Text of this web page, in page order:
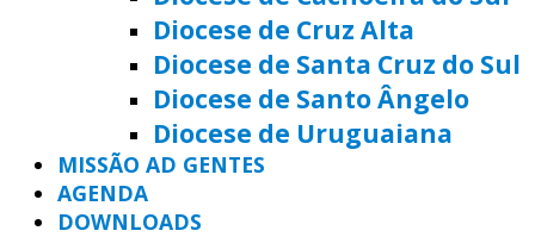
Diocese de Cruz Alta
Diocese de Santa Cruz do Sul
Diocese de Santo Ângelo
Diocese de Uruguaiana
MISSÃO AD GENTES
AGENDA
DOWNLOADS